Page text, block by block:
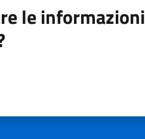
le informazioni